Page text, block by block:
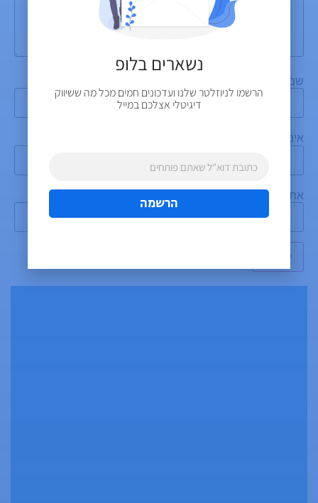
שם
אימייל
אתר
נשארים בלופ
הרשמו לניוזלטר שלנו ועדכונים חמים מכל מה ששיווק
דיגיטלי אצלכם במייל
הרשמה